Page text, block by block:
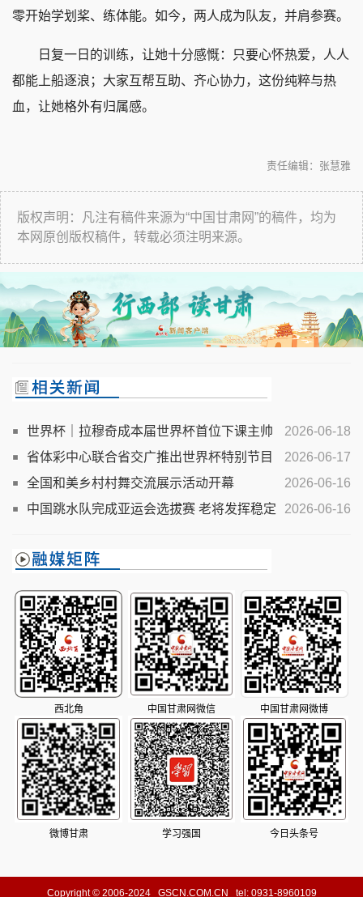
零开始学划桨、练体能。如今，两人成为队友，并肩参赛。
日复一日的训练，让她十分感慨：只要心怀热爱，人人
都能上船逐浪；大家互帮互助、齐心协力，这份纯粹与热
血，让她格外有归属感。
责任编辑：张慧雅
版权声明：凡注有稿件来源为“中国甘肃网”的稿件，均为
本网原创版权稿件，转载必须注明来源。
2026-06-18
世界杯｜拉穆奇成本届世界杯首位下课主帅
勒纳尔接过突尼斯教鞭
2026-06-17
省体彩中心联合省交广推出世界杯特别节目
2026-06-16
全国和美乡村村舞交流展示活动开幕
2026-06-16
中国跳水队完成亚运会选拔赛 老将发挥稳定
西北角 中国甘肃网微信 中国甘肃网微博
微博甘肃 学习强国 今日头条号
Copyright © 2006-2024 GSCN.COM.CN tel: 0931-8960109